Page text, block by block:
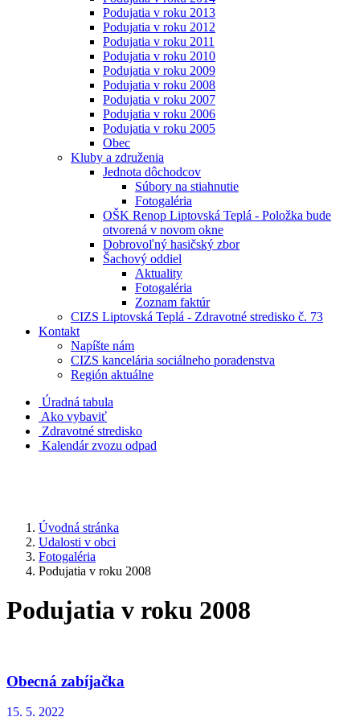
Podujatia v roku 2013
Podujatia v roku 2012
Podujatia v roku 2011
Podujatia v roku 2010
Podujatia v roku 2009
Podujatia v roku 2008
Podujatia v roku 2007
Podujatia v roku 2006
Podujatia v roku 2005
Obec
Kluby a združenia
Jednota dôchodcov
Súbory na stiahnutie
Fotogaléria
OŠK Renop Liptovská Teplá - Položka bude
otvorená v novom okne
Dobrovoľný hasičský zbor
Šachový oddiel
Aktuality
Fotogaléria
Zoznam faktúr
CIZS Liptovská Teplá - Zdravotné stredisko č. 73
Kontakt
Napíšte nám
CIZS kancelária sociálneho poradenstva
Región aktuálne
Úradná tabula
Ako vybaviť
Zdravotné stredisko
Kalendár zvozu odpad
Úvodná stránka
Udalosti v obci
Fotogaléria
Podujatia v roku 2008
Podujatia v roku 2008
Obecná zabíjačka
15. 5. 2022